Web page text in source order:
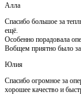
Алла
Спасибо большое за
ещё.
Особенно порадовала
Вобщем приятно было
Юлия
Спасибо огромное за
хорошее качество и